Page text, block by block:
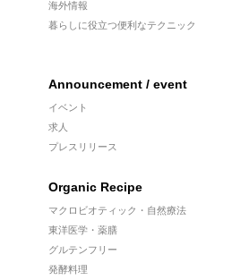
海外情報
暮らしに役立つ便利なテクニック
Announcement / event
イベント
求人
プレスリリース
Organic Recipe
マクロビオティック・自然療法
東洋医学・薬膳
グルテンフリー
発酵料理